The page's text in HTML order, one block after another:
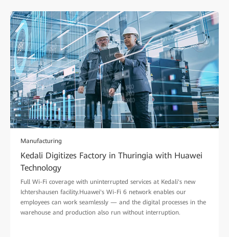
Manufacturing
Kedali Digitizes Factory in Thuringia with Huawei
Technology
Full Wi-Fi coverage with uninterrupted services at Kedali's new
Ichtershausen facility.Huawei's Wi-Fi 6 network enables our
employees can work seamlessly — and the digital processes in the
warehouse and production also run without interruption.